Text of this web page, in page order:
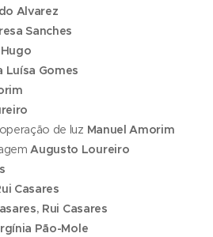
Alvarez
Sanches
Luísa Gomes
de luz Manuel Amorim
Augusto Loureiro
Casares
Rui Casares
Pão-Mole